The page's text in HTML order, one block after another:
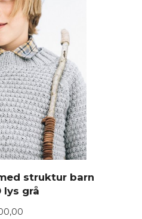
struktur barn
lys grå